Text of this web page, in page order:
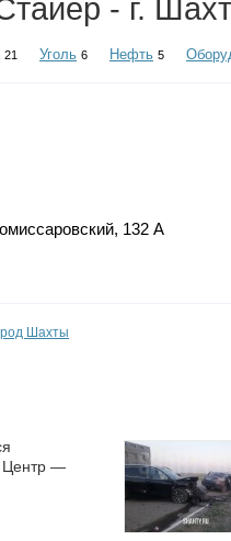
- г.
21 Уголь 6 Нефть 5
132 А
Шахты
Центр —